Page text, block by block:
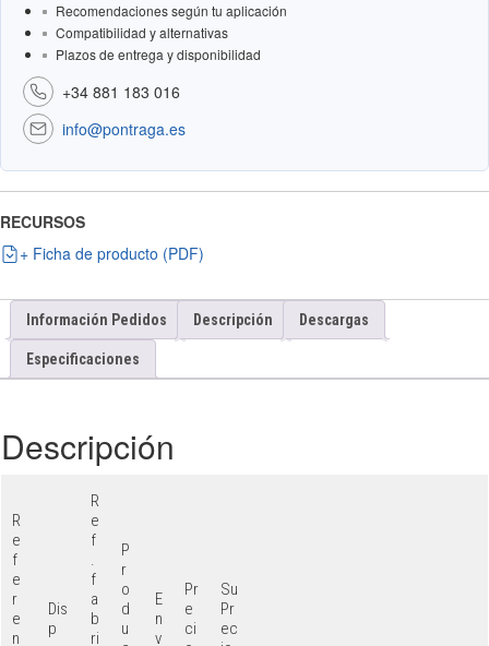
Recomendaciones según tu aplicación
Compatibilidad y alternativas
Plazos de entrega y disponibilidad
+34 881 183 016
info@pontraga.es
RECURSOS
+ Ficha de producto (PDF)
Información Pedidos Descripción Descargas
Especificaciones
Descripción
R
e
f
e
r
e
n
Dis
p
R
e
f
.
f
a
b
ri
P
r
o
d
u
E
n
v
Pr
e
ci
Su
Pr
ec